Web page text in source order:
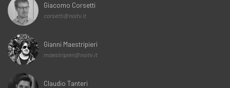
Giacomo Corsetti
corsetti@noitv.it
Gianni Maestripieri
maestripieri@noitv.it
Claudio Tanteri